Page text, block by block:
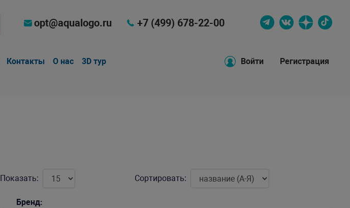
opt@aqualogo.ru +7 (499) 678-22-00
Контакты О нас 3D тур Войти Регистрация
Показать: Сортировать:
Бренд: